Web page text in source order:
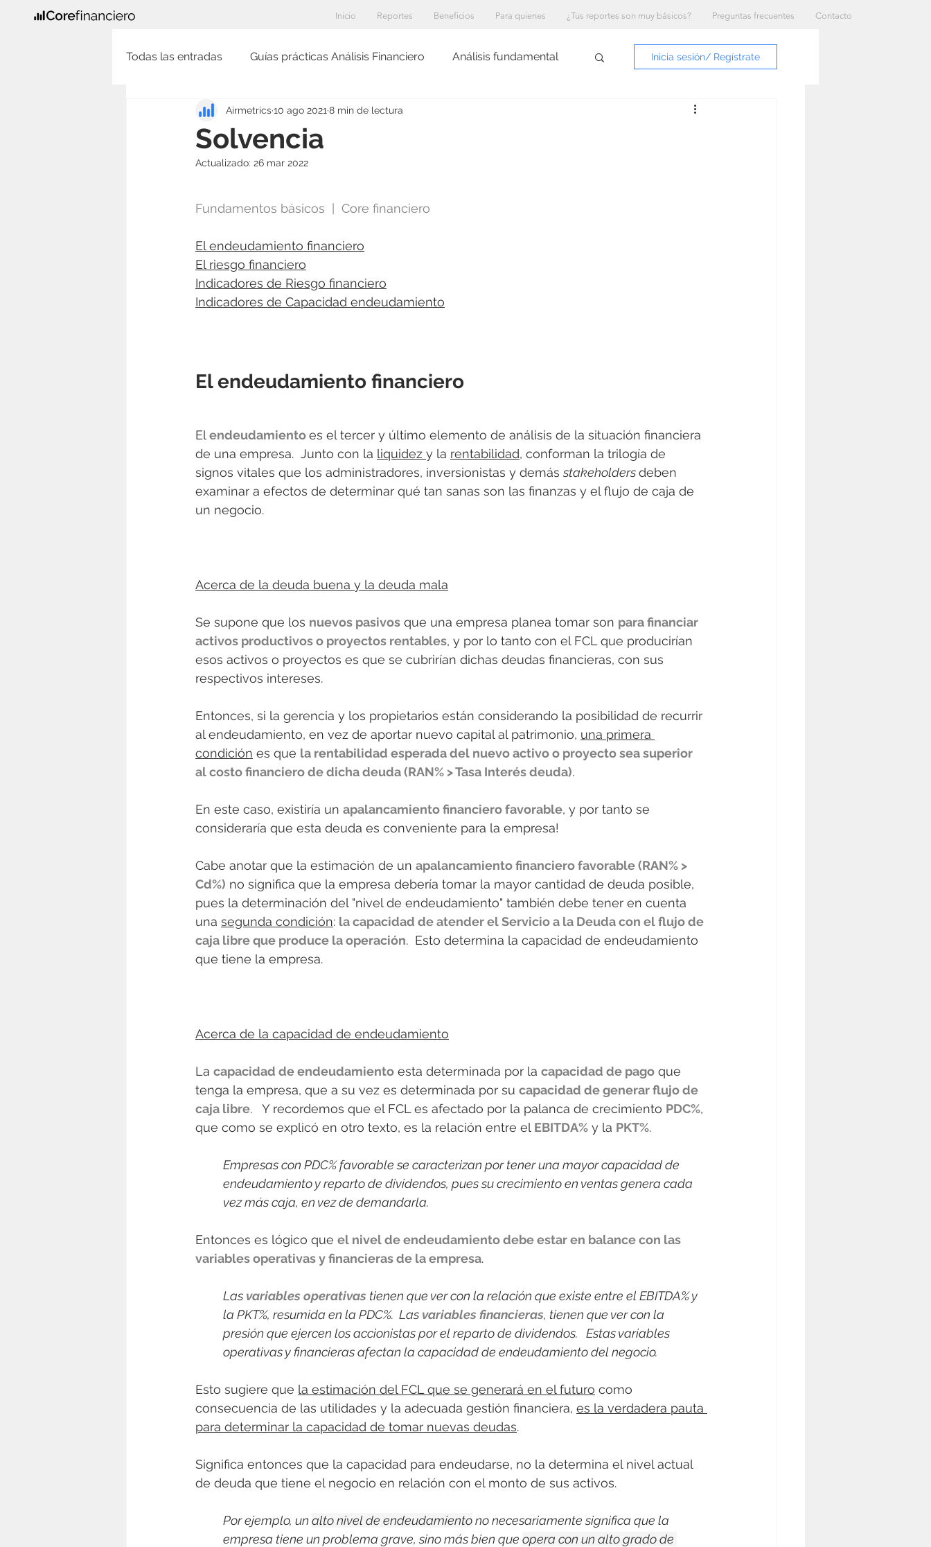
Inicio Reportes Beneficios Para quienes ¿Tus reportes son muy básicos? Preguntas frecuentes Contacto
Todas las entradas Guías prácticas Análisis Financiero Análisis fundamental Inicia sesión/ Regístrate
Solvencia
Airmetrics10 ago 2021 8 min de lectura
Actualizado: 26 mar 2022
Fundamentos básicos  |  Core financiero
El endeudamiento financiero
El riesgo financiero
Indicadores de Riesgo financiero
Indicadores de Capacidad endeudamiento
El endeudamiento financiero
El endeudamiento es el tercer y último elemento de análisis de la situación financiera
de una empresa.  Junto con la liquidez y la rentabilidad, conforman la trilogía de
signos vitales que los administradores, inversionistas y demás stakeholders deben
examinar a efectos de determinar qué tan sanas son las finanzas y el flujo de caja de
un negocio.
Acerca de la deuda buena y la deuda mala
Se supone que los nuevos pasivos que una empresa planea tomar son para financiar
activos productivos o proyectos rentables, y por lo tanto con el FCL que producirían
esos activos o proyectos es que se cubrirían dichas deudas financieras, con sus
respectivos intereses.
Entonces, si la gerencia y los propietarios están considerando la posibilidad de recurrir
al endeudamiento, en vez de aportar nuevo capital al patrimonio, una primera
condición es que la rentabilidad esperada del nuevo activo o proyecto sea superior
al costo financiero de dicha deuda (RAN% > Tasa Interés deuda).
En este caso, existiría un apalancamiento financiero favorable, y por tanto se
consideraría que esta deuda es conveniente para la empresa!
Cabe anotar que la estimación de un apalancamiento financiero favorable (RAN% >
Cd%) no significa que la empresa debería tomar la mayor cantidad de deuda posible,
pues la determinación del "nivel de endeudamiento" también debe tener en cuenta
una segunda condición: la capacidad de atender el Servicio a la Deuda con el flujo de
caja libre que produce la operación.  Esto determina la capacidad de endeudamiento
que tiene la empresa.
Acerca de la capacidad de endeudamiento
La capacidad de endeudamiento esta determinada por la capacidad de pago que
tenga la empresa, que a su vez es determinada por su capacidad de generar flujo de
caja libre.   Y recordemos que el FCL es afectado por la palanca de crecimiento PDC%,
que como se explicó en otro texto, es la relación entre el EBITDA% y la PKT%.
Empresas con PDC% favorable se caracterizan por tener una mayor capacidad de
endeudamiento y reparto de dividendos, pues su crecimiento en ventas genera cada
vez más caja, en vez de demandarla.
Entonces es lógico que el nivel de endeudamiento debe estar en balance con las
variables operativas y financieras de la empresa.
Las variables operativas tienen que ver con la relación que existe entre el EBITDA% y
la PKT%, resumida en la PDC%.  Las variables financieras, tienen que ver con la
presión que ejercen los accionistas por el reparto de dividendos.   Estas variables
operativas y financieras afectan la capacidad de endeudamiento del negocio.
Esto sugiere que la estimación del FCL que se generará en el futuro como
consecuencia de las utilidades y la adecuada gestión financiera, es la verdadera pauta
para determinar la capacidad de tomar nuevas deudas.
Significa entonces que la capacidad para endeudarse, no la determina el nivel actual
de deuda que tiene el negocio en relación con el monto de sus activos.
Por ejemplo, un alto nivel de endeudamiento no necesariamente significa que la
empresa tiene un problema grave, sino más bien que opera con un alto grado de